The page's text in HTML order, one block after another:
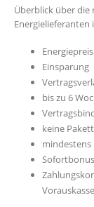
Überblick über die
Energielieferanten
Einsparung
bis zu 6
keine
mindestens